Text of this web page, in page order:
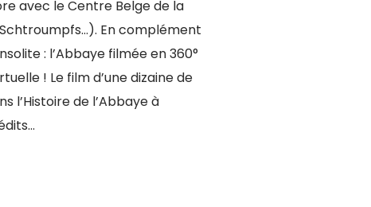
avec le Centre Belge de la
En complément
: l’Abbaye filmée en 360°
! Le film d’une dizaine de
l’Histoire de l’Abbaye à